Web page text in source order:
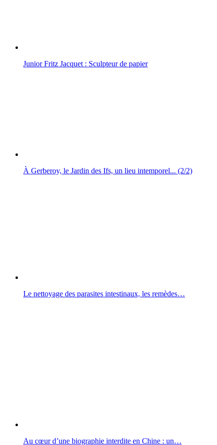
Junior Fritz Jacquet : Sculpteur de papier
À Gerberoy, le Jardin des Ifs, un lieu intemporel... (2/2)
Le nettoyage des parasites intestinaux, les remèdes…
Au cœur d’une biographie interdite en Chine : un…